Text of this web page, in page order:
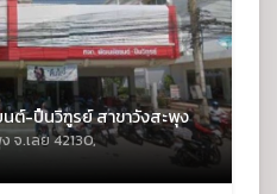
-ปืนวิฑูรย์ สาขาวังสะพุง
จ.เลย 42130,